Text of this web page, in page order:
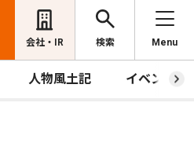
会社・IR 検索 Menu
人物風土記 イベント